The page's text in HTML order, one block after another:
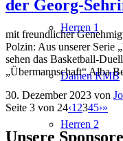
Herren 1
Damen RMB
Herren 2
der Georg-
mit freundlicher
Polzin: Aus unserer Serie
sehen das Basketball-
„Übermannschaft“ Alba
30. Dezember 2023 von
Seite 3 von 24‹1 2345›»
Unsere